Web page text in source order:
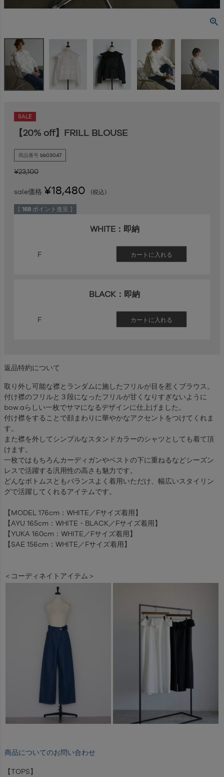
SALE
【20% off】FRILL BLOUSE
商品番号 bb03047
¥23,100
sale価格 ¥18,480 税込
[ 168 ポイント進呈 ]
WHITE：即納
F カートに入れる
BLACK：即納
F カートに入れる
返品特約について
取り外し可能な襟とランダムに施したフリルが目を惹くブラウス。
付け襟のフリルと３段になったフリルが甘くなりすぎないように
bow.aらしい一枚でサマになるデザインに仕上げました。
付け襟をすることで顔まわりに華やかなアクセントをつけてくれま
す。
また襟を外してシンプルなスタンドカラーのシャツとしても着て頂
けます。
一枚ではもちろんカーディガンやベストの下に重ねるなどシーズン
レスで活躍する汎用性の高さも魅力です。
どんなボトムスともバランスよく着用いただけ、幅広いスタイリン
グで活躍してくれるアイテムです。
【MODEL 176cm：WHITE／Fサイズ着用】
【AYU 165cm：WHITE・BLACK／Fサイズ着用】
【YUKA 160cm：WHITE／Fサイズ着用】
【SAE 156cm：WHITE／Fサイズ着用】
＜コーディネイトアイテム＞
商品についてのお問い合わせ
【TOPS】